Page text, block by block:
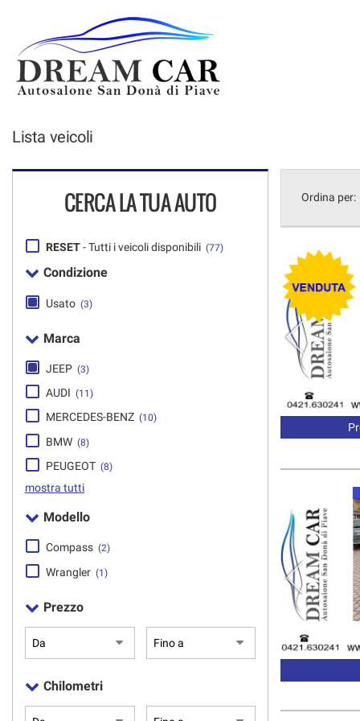
HOME
VENDITA AUTO
ACQUISTIAMO IL TUO
Lista veicoli
CERCA LA TUA AUTO
RESET- Tutti i veicoli disponibili (77)
Condizione
Usato (3)
Marca
JEEP (3)
AUDI (11)
MERCEDES-BENZ (10)
BMW (8)
PEUGEOT (8)
mostra tutti
Modello
Compass (2)
Wrangler (1)
Prezzo
Chilometri
Ordina per: